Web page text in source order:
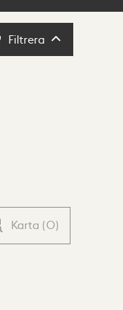
Filtrera Filtrera
Karta (0)